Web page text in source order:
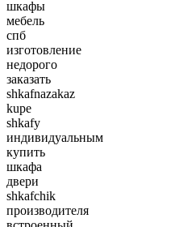
шкафы
мебель
спб
изготовление
недорого
заказать
shkafnazakaz
kupe
shkafy
индивидуальным
купить
шкафа
двери
shkafchik
производителя